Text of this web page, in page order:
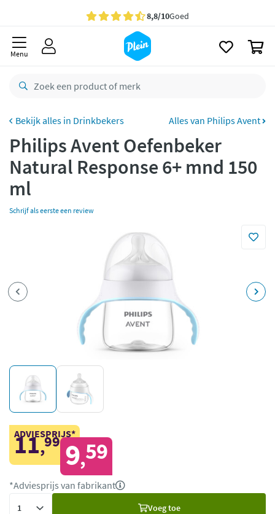
Gratisbezorging vanaf 35,- *
besteld,maandag
retourneren
CO2 neutraal bezorgd
Betaal met Klarna
Menu
Drinkbekers Alles van Philips Avent
Philips Avent Oefenbeker
Natural Response 6+ mnd 150
ml
Schrijf als eerste een review
ADVIESPRIJS*
11,99 9,59
*Adviesprijs van fabrikant
Voeg toe